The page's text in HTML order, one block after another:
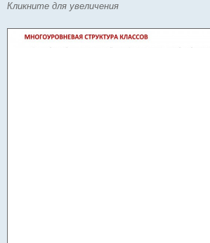
Кликните для увеличения